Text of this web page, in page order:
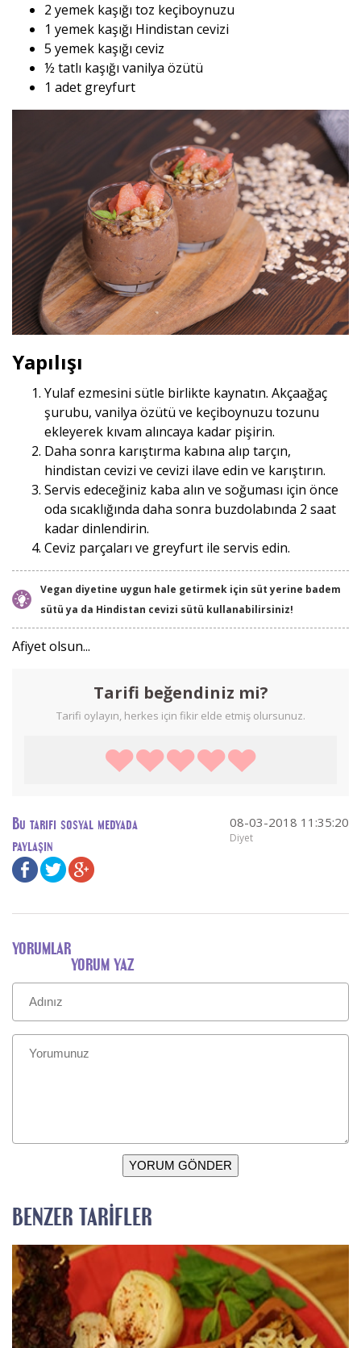
2 yemek kaşığı toz keçiboynuzu
1 yemek kaşığı Hindistan cevizi
5 yemek kaşığı ceviz
½ tatlı kaşığı vanilya özütü
1 adet greyfurt
Yapılışı
Yulaf ezmesini sütle birlikte kaynatın. Akçaağaç
şurubu, vanilya özütü ve keçiboynuzu tozunu
ekleyerek kıvam alıncaya kadar pişirin.
Daha sonra karıştırma kabına alıp tarçın,
hindistan cevizi ve cevizi ilave edin ve karıştırın.
Servis edeceğiniz kaba alın ve soğuması için önce
oda sıcaklığında daha sonra buzdolabında 2 saat
kadar dinlendirin.
Ceviz parçaları ve greyfurt ile servis edin.
Vegan diyetine uygun hale getirmek için süt yerine badem
sütü ya da Hindistan cevizi sütü kullanabilirsiniz!
Afiyet olsun...
Tarifi beğendiniz mi?
Tarifi oylayın, herkes için fikir elde etmiş olursunuz.
Bu tarifi sosyal medyada
paylaşın
08-03-2018 11:35:20
Diyet
YORUMLAR
YORUM YAZ
YORUM GÖNDER
BENZER TARIFLER